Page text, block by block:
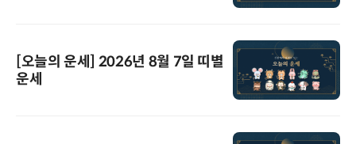
[오늘의 운세] 2026년 8월 7일 띠별
운세